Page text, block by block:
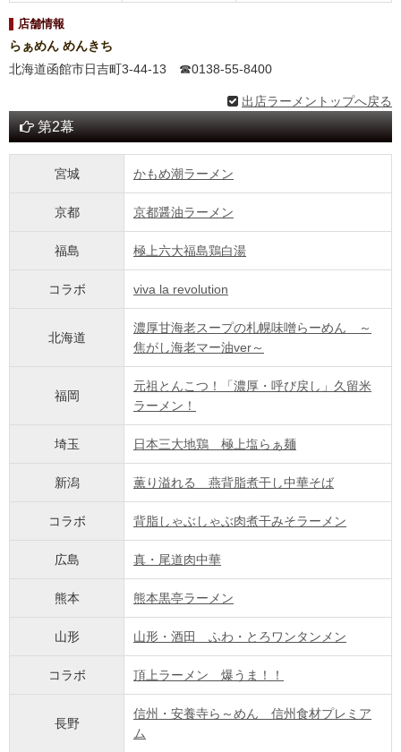
店舗情報
らぁめん めんきち
北海道函館市日吉町3-44-13 ☎︎0138-55-8400
出店ラーメントップへ戻る
第2幕
宮城 かもめ潮ラーメン
京都 京都醤油ラーメン
福島 極上六大福島鶏白湯
コラボ viva la revolution
北海道
濃厚甘海老スープの札幌味噌らーめん ～
焦がし海老マー油ver～
福岡
元祖とんこつ！「濃厚・呼び戻し」久留米
ラーメン！
埼玉 日本三大地鶏 極上塩らぁ麺
新潟 薫り溢れる 燕背脂煮干し中華そば
コラボ 背脂しゃぶしゃぶ肉煮干みそラーメン
広島 真・尾道肉中華
熊本 熊本黒亭ラーメン
山形 山形・酒田 ふわ・とろワンタンメン
コラボ 頂上ラーメン 爆うま！！
長野
信州・安養寺ら～めん 信州食材プレミア
ム